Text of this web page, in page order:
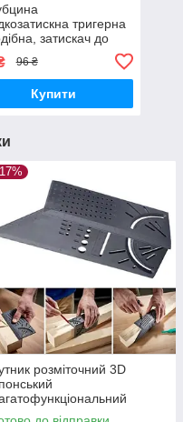
тригерна
затискач до
96 ₴
Купити
розміточний 3D
шаблон